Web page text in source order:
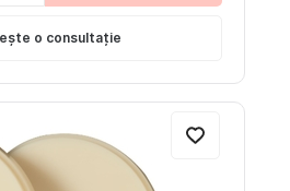
o consultație